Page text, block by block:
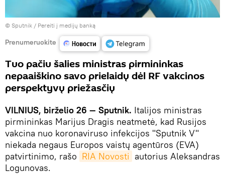
© Sputnik / Pereiti į medijų banką
Prenumeruokite
Tuo pačiu šalies ministras pirmininkas
nepaaiškino savo prielaidų dėl RF vakcinos
perspektyvų priežasčių
VILNIUS, birželio 26 — Sputnik. Italijos ministras
pirmininkas Marijus Dragis neatmetė, kad Rusijos
vakcina nuo koronaviruso infekcijos "Sputnik V"
niekada negaus Europos vaistų agentūros (EVA)
patvirtinimo, rašo RIA Novosti autorius Aleksandras
Logunovas.